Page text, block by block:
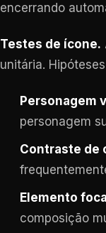
encerrando
Testes de ícone.
unitária.
Personagem
personagem
Contraste de
Elemento focal
composição